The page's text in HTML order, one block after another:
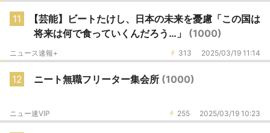
11
【芸能】ビートたけし、日本の未来を憂慮「この国は
将来は何で食っていくんだろう…」 (1000)
313 2025/03/19 11:14
ニュース速報+
12 ニート無職フリーター集会所 (1000)
255 2025/03/19 10:23
ニュー速VIP